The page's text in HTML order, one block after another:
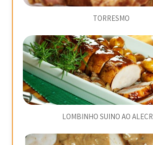
TORRESMO
LOMBINHO SUINO AO